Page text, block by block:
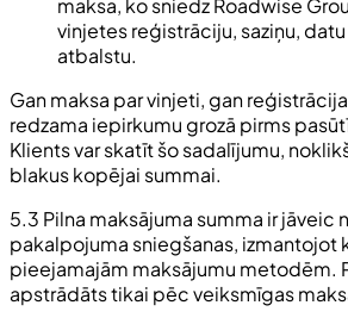
maksa, ko sniedz Roadwise
vinjetes reģistrāciju, saziņu,
atbalstu.
Gan maksa par vinjeti, gan
redzama iepirkumu grozā pirms
Klients var skatīt šo sadalījumu,
blakus kopējai summai.
5.3 Pilna maksājuma summa ir jāveic
pakalpojuma sniegšanas, izmantojot
pieejamajām maksājumu metodēm.
apstrādāts tikai pēc veiksmīgas